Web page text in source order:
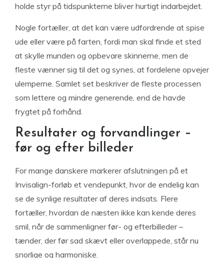
holde styr på tidspunkterne bliver hurtigt indarbejdet.
Nogle fortæller, at det kan være udfordrende at spise
ude eller være på farten, fordi man skal finde et sted
at skylle munden og opbevare skinnerne, men de
fleste vænner sig til det og synes, at fordelene opvejer
ulemperne. Samlet set beskriver de fleste processen
som lettere og mindre generende, end de havde
frygtet på forhånd.
Resultater og forvandlinger –
før og efter billeder
For mange danskere markerer afslutningen på et
Invisalign-forløb et vendepunkt, hvor de endelig kan
se de synlige resultater af deres indsats. Flere
fortæller, hvordan de næsten ikke kan kende deres
smil, når de sammenligner før- og efterbilleder –
tænder, der før sad skævt eller overlappede, står nu
snorlige og harmoniske.